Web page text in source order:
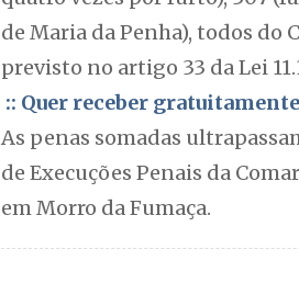
de Maria da Penha), todos
previsto no artigo 33 da Lei
:: Quer receber
As penas somadas
de Execuções Penais da
em Morro da Fumaça.